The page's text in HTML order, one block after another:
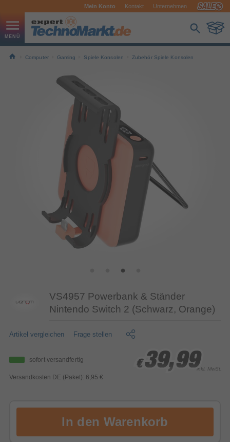
Mein Konto Kontakt Unternehmen
Computer Gaming Spiele Konsolen Zubehör Spiele Konsolen
VS4957 Powerbank & Ständer
Nintendo Switch 2 (Schwarz, Orange)
Artikel vergleichen Frage stellen
sofort versandfertig
Versandkosten DE (Paket): 6,95 €
€ 39,99
€ 39,99
€ 39,99inkl. MwSt.